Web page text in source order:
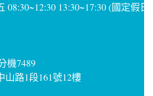
13:30~17:30 (國定假日
機7489
路1段161號12樓